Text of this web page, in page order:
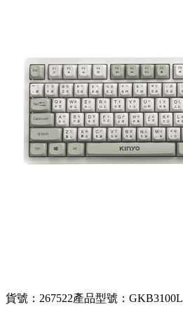
貨號：267522產品型號：GKB3100L